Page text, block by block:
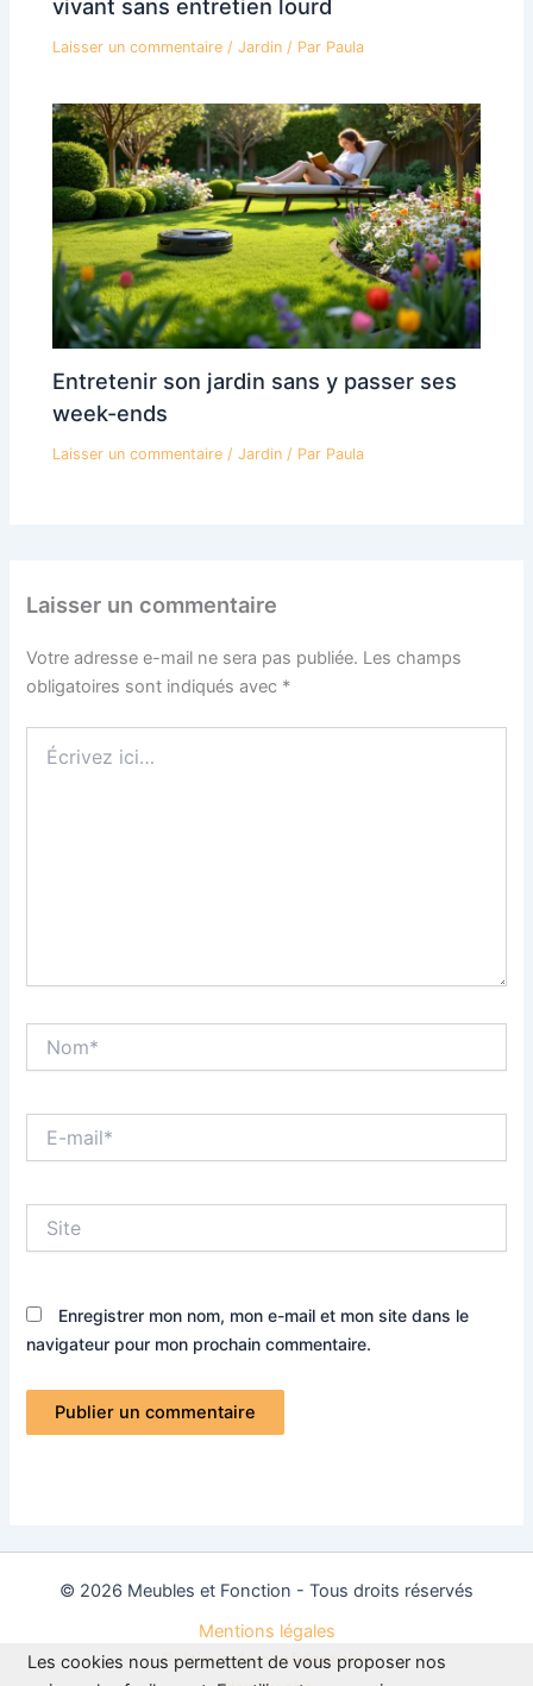
vivant sans entretien lourd
Laisser un commentaire /Jardin / Par Paula
Entretenir son jardin sans y passer ses
week-ends
Laisser un commentaire /Jardin / Par Paula
Laisser un commentaire
Votre adresse e-mail ne sera pas publiée. Les champs
obligatoires sont indiqués avec *
ici…
mail*
Enregistrer mon nom, mon e-mail et mon site dans le
navigateur pour mon prochain commentaire.
© 2026 Meubles et Fonction - Tous droits réservés
Mentions légales
Politique de confidentialité
Les cookies nous permettent de vous proposer nos